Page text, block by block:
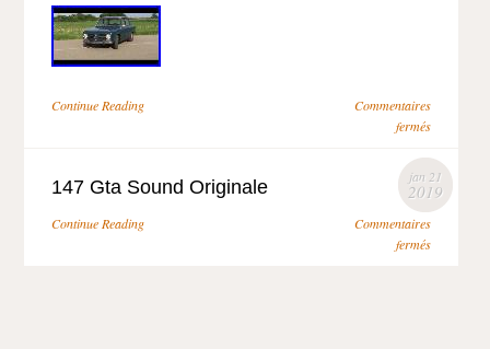
Continue Reading
Commentaires
fermés
jan 21
2019
147 Gta Sound Originale
Continue Reading
Commentaires
fermés